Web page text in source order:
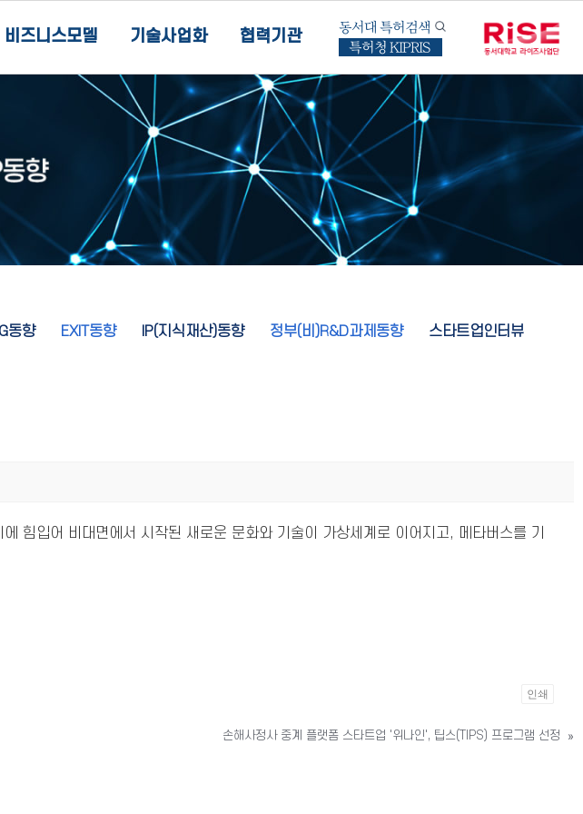
비즈니스모델 기술사업화 협력기관
동서대 특허검색
특허청 KIPRIS
동향 EXIT동향 IP(지식재산)동향 정부(비)R&D과제동향 스타트업인터뷰
힘입어 비대면에서 시작된 새로운 문화와 기술이 가상세계로 이어지고, 메타버스를 기
인쇄
손해사정사 중계 플랫폼 스타트업 '위나인', 팁스(TIPS) 프로그램 선정 »